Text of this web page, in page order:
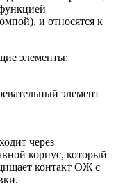
и относятся к
элементы:
элемент
через
корпус, который
контакт ОЖ с